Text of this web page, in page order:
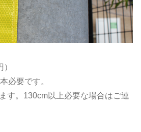
必要です。
す。130cm以上必要な場合はご連